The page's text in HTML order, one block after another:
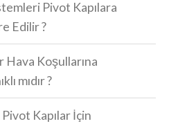
Pivot Kapılara
Edilir ?
Hava Koşullarına
mıdır ?
Kapılar İçin